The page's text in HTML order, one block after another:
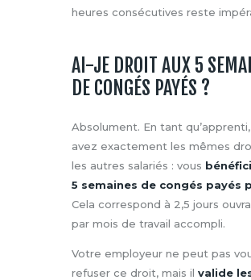
heures consécutives reste
AI-JE DROIT AUX 5
DE CONGÉS PAYÉS ?
Absolument. En tant
avez exactement les mêmes
les autres salariés : vous
5 semaines de congés payés
Cela correspond à 2,5 jours
par mois de travail accompli.
Votre employeur ne peut pas
refuser ce droit, mais il valide